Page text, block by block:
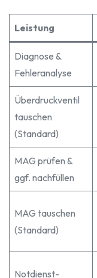
Leistung
Diagnose &
Fehleranalyse
Überdruckventil
tauschen
(Standard)
MAG prüfen &
ggf. nachfüllen
MAG tauschen
(Standard)
Notdienst-